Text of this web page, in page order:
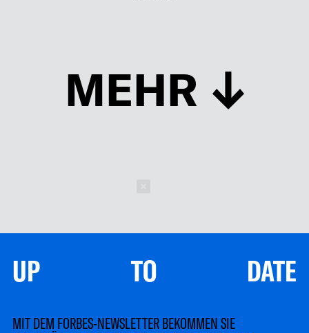
MEHR
UP TO DATE
MIT DEM FORBES-NEWSLETTER BEKOMMEN SIE